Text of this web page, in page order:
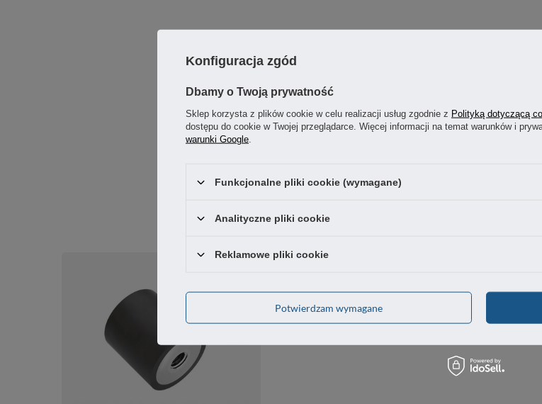
Konfiguracja zgód
Dbamy o Twoją prywatność
Sklep korzysta z plików cookie w celu realizacji usług zgodnie z Polityką dotyczącą
dostępu do cookie w Twojej przeglądarce. Więcej informacji na temat warunków i
warunki Google
Funkcjonalne pliki cookie (wymagane)
Analityczne pliki cookie
Reklamowe pliki cookie
Potwierdzam wymagane